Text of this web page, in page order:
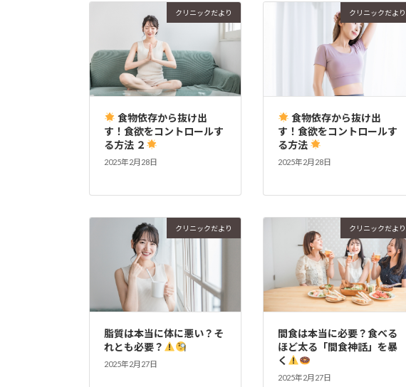
クリニックだより
食物依存から抜け出
す！食欲をコントロールす
る方法 ２
2025年2月28日
クリニックだより
食物依存から抜け出
す！食欲をコントロールす
る方法
2025年2月28日
クリニックだより
脂質は本当に体に悪い？そ
れとも必要？
2025年2月27日
クリニックだより
間食は本当に必要？食べる
ほど太る「間食神話」を暴
く
2025年2月27日